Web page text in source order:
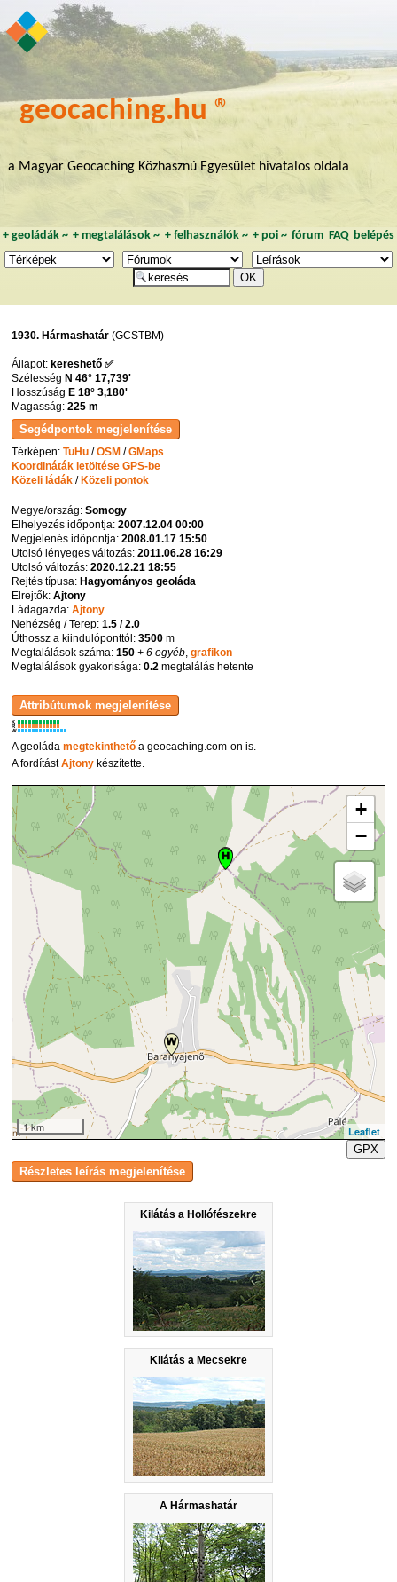
geocaching.hu ®
a Magyar Geocaching Közhasznú Egyesület hivatalos oldala
+ geoládák~ +megtalálások ~ + felhasználók~ + poi~ fórum FAQ belépés
1930. Hármashatár (GCSTBM)
Kilátás a Hollófészekre
Kilátás a Mecsekre
A Hármashatár
Állapot:kereshető ✅
SzélességN 46° 17,739'
HosszúságE 18° 3,180'
Magasság:225 m
Térképen:TuHu /OSM /GMaps
Koordináták letöltése GPS-be
Közeli ládák / Közeli pontok
Megye/ország:Somogy
Elhelyezés időpontja:2007.12.04 00:00
Megjelenés időpontja:2008.01.17 15:50
Utolsó lényeges változás:2011.06.28 16:29
Utolsó változás:2020.12.21 18:55
Rejtés típusa: Hagyományos geoláda
Elrejtők:Ajtony
Ládagazda:Ajtony
Nehézség / Terep:1.5 / 2.0
Úthossz a kiindulóponttól:3500 m
Megtalálások száma:150 + 6 egyéb,grafikon
Megtalálások gyakorisága:0.2 megtalálás hetente
K
R
W
A geoládamegtekinthető a geocaching.com-on is.
A fordítástAjtony készítette.
+
−
1 km
Leaflet
GPX